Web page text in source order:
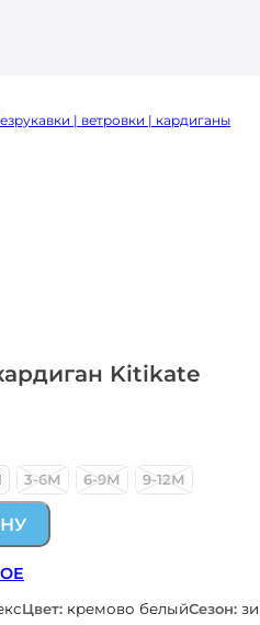
Kitikate
| ветровки | кардиганы
3-6М 6-9М 9-12М
Цвет: кремово белыйСезон: